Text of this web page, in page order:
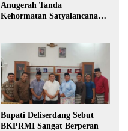
Anugerah Tanda
Kehormatan Satyalancana
Bupati Deliserdang Sebut
BKPRMI Sangat Berperan